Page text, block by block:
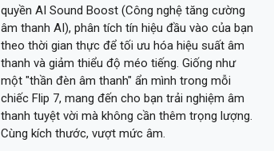
quyền AI Sound Boost (Công nghệ tăng cường
âm thanh AI), phân tích tín hiệu đầu vào của bạn
theo thời gian thực để tối ưu hóa hiệu suất âm
thanh và giảm thiểu độ méo tiếng. Giống như
một "thần đèn âm thanh" ẩn mình trong mỗi
chiếc Flip 7, mang đến cho bạn trải nghiệm âm
thanh tuyệt vời mà không cần thêm trọng lượng.
Cùng kích thước, vượt mức âm.